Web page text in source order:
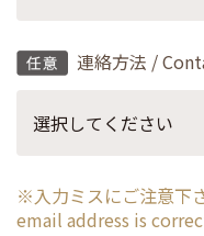
連絡方法 /
※入力ミスにご注意下
email address is